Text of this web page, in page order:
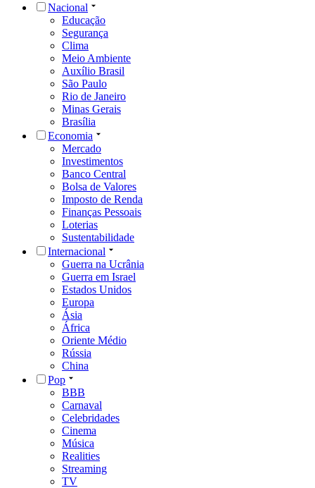
Nacional
Educação
Segurança
Clima
Meio Ambiente
Auxílio Brasil
São Paulo
Rio de Janeiro
Minas Gerais
Brasília
Economia
Mercado
Investimentos
Banco Central
Bolsa de Valores
Imposto de Renda
Finanças Pessoais
Loterias
Sustentabilidade
Internacional
Guerra na Ucrânia
Guerra em Israel
Estados Unidos
Europa
Ásia
África
Oriente Médio
Rússia
China
Pop
BBB
Carnaval
Celebridades
Cinema
Música
Realities
Streaming
TV